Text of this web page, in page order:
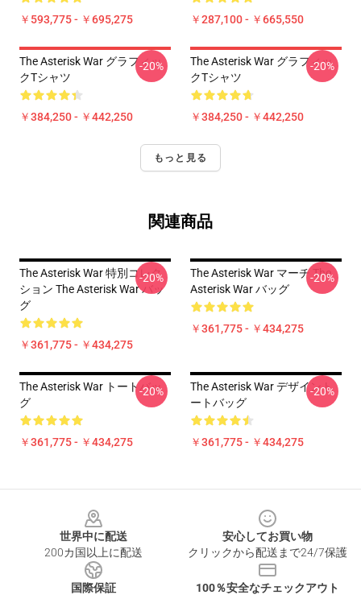
￥593,775 - ￥695,275 ￥287,100 - ￥665,550
The Asterisk War グラフィッ
クTシャツ
￥384,250 - ￥442,250
-20%
The Asterisk War グラフィッ
クTシャツ
￥384,250 - ￥442,250
-20%
もっと見る
関連商品
The Asterisk War 特別コレク
ション The Asterisk War バッ
グ
￥361,775 - ￥434,275
-20%
The Asterisk War マーチ The
Asterisk War バッグ
￥361,775 - ￥434,275
-20%
The Asterisk War トートバッ
グ
￥361,775 - ￥434,275
-20%
The Asterisk War デザイント
ートバッグ
￥361,775 - ￥434,275
-20%
世界中に配送
200カ国以上に配送
安心してお買い物
クリックから配送まで24/7保護
国際保証
100％安全なチェックアウト